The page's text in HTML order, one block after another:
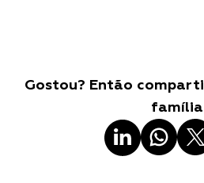
Gostou? Então
família